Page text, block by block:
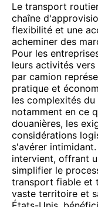
Le transport
chaîne
flexibilité et une
acheminer des
Pour les
leurs activités
par camion
pratique et
les complexités
notamment en ce
douanières, les
considérations
s'avérer
intervient, offrant
simplifier le
transport fiable et
vaste territoire et